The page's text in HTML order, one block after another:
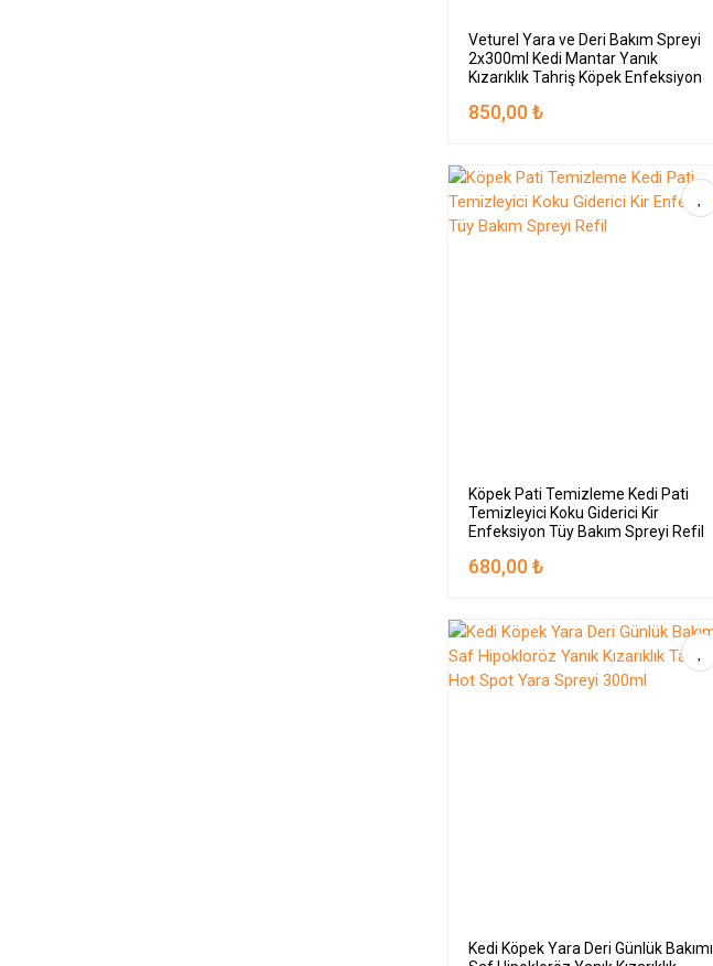
Veturel Yara ve Deri Bakım Spreyi
2x300ml Kedi Mantar Yanık
Kızarıklık Tahriş Köpek Enfeksiyon
850,00 ₺
Köpek Pati Temizleme Kedi Pati
Temizleyici Koku Giderici Kir
Enfeksiyon Tüy Bakım Spreyi Refil
680,00 ₺
Kedi Köpek Yara Deri Günlük Bakımı